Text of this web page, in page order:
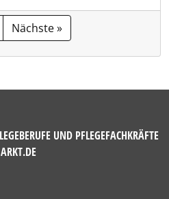
Nächste »
UND PFLEGEFACHKRÄFTE